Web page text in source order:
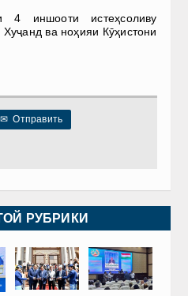
✉ Отправить
РУБРИКИ